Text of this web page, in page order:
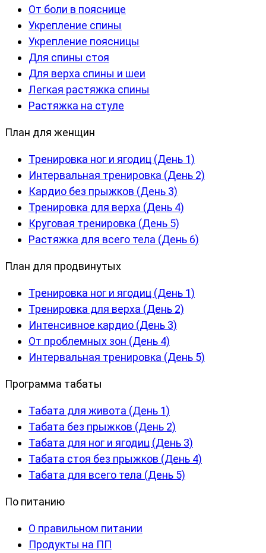
От боли в пояснице
Укрепление спины
Укрепление поясницы
Для спины стоя
Для верха спины и шеи
Легкая растяжка спины
Растяжка на стуле
План для женщин
Тренировка ног и ягодиц (День 1)
Интервальная тренировка (День 2)
Кардио без прыжков (День 3)
Тренировка для верха (День 4)
Круговая тренировка (День 5)
Растяжка для всего тела (День 6)
План для продвинутых
Тренировка ног и ягодиц (День 1)
Тренировка для верха (День 2)
Интенсивное кардио (День 3)
От проблемных зон (День 4)
Интервальная тренировка (День 5)
Программа табаты
Табата для живота (День 1)
Табата без прыжков (День 2)
Табата для ног и ягодиц (День 3)
Табата стоя без прыжков (День 4)
Табата для всего тела (День 5)
По питанию
О правильном питании
Продукты на ПП